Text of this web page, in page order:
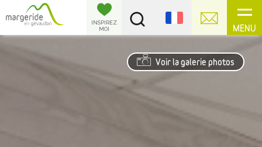
MENU
INSPIREZ
MOI
Voir la galerie photos
Panneau de gestion des cookies